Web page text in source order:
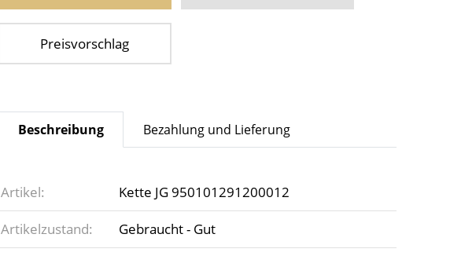
Preisvorschlag
Beschreibung Bezahlung und Lieferung
Artikel: Kette JG 950101291200012
Artikelzustand: Gebraucht - Gut